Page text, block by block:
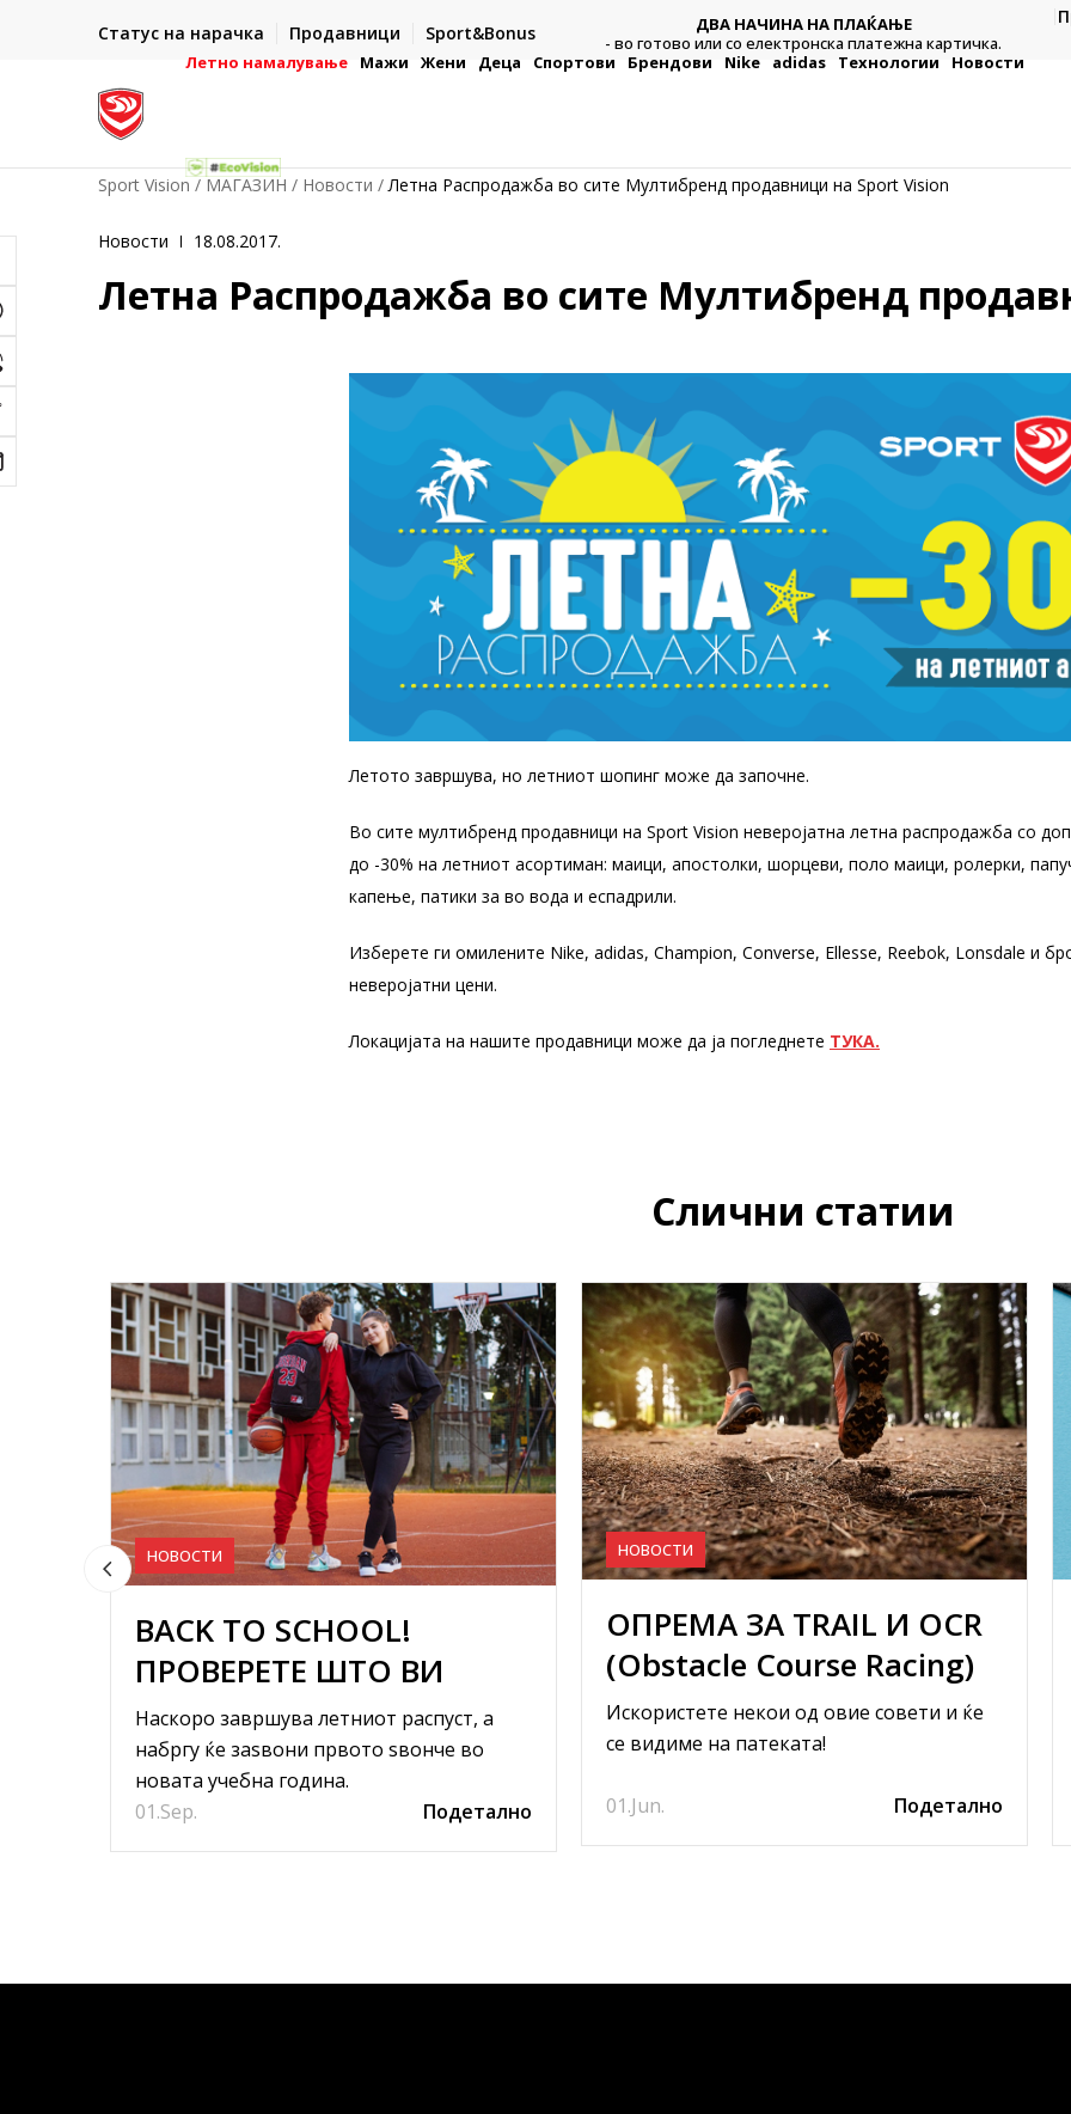
Статус на нарачка Продавници Sport&Bonus
- на сите нарачки во готово или со електронска платежна
ДВА НАЧИНА НА ПЛАЌАЊЕ
- во готово или со електронска платежна картичка.
Летно намалување Мажи Жени Деца Спортови Брендови Nike adidas Технологии Новости
Sport Vision МАГАЗИН Новости Летна Распродажба во сите Мултибренд продавници на Sport Vision
Новости 18.08.2017.
Летна Распродажба во сите Мултибренд
Летото завршува, но летниот шопинг може да започне.
Во сите мултибренд продавници на Sport Vision неверојатна летна распродажба со
до -30% на летниот асортиман: маици, апостолки, шорцеви, поло маици, ролерки,
капење, патики за во вода и еспадрили.
Изберете ги омилените Nike, adidas, Champion, Converse, Ellesse, Reebok, Lonsdale и
неверојатни цени.
Локацијата на нашите продавници може да ја погледнете ТУКА.
Слични статии
01.Sep.
НОВОСТИ
BACK TO SCHOOL!
ПРОВЕРЕТЕ ШТО ВИ
ТРЕБА ЗА НОВАТА
УЧЕБНА ГОДИНА
Наскоро завршува летниот распуст, а
набргу ќе заѕвони првото ѕвонче во
новата учебна година.
Подетално
01.Jun.
НОВОСТИ
ОПРЕМА ЗА TRAIL И OCR
(Obstacle Course Racing)
ТРЧАЊЕ
Искористете некои од овие совети и ќе
се видиме на патеката!
Подетално